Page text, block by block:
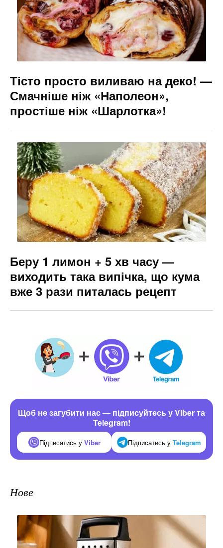
Тісто просто виливаю на деко! —
Смачніше ніж «Наполеон»,
простіше ніж «Шарлотка»!
Беру 1 лимон + 5 хв часу —
виходить така випічка, що кума
вже 3 рази питалась рецепт
Щоб не загубити нас — підписуйтесь у Viber та
Telegram!
Підписатись у Viber Підписатись у Telegram
Нове